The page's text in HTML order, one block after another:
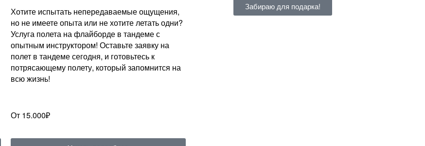
Хотите испытать непередаваемые ощущения,
но не имеете опыта или не хотите летать одни?
Услуга полета на флайборде в тандеме с
опытным инструктором! Оставьте заявку на
полет в тандеме сегодня, и готовьтесь к
потрясающему полету, который запомнится на
всю жизнь!
От 15.000₽
Забираю для подарка!